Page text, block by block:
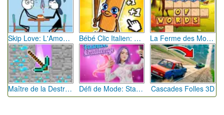
Skip Love: L'Amour en Péril Bébé Clic Italien: La Folie des Petits Bambins La Ferme des Mots - Cultivez votre Vocabulaire
Maître de la Destruction: Fusion de Pioches Défi de Mode: Star du Podium Cascades Folles 3D